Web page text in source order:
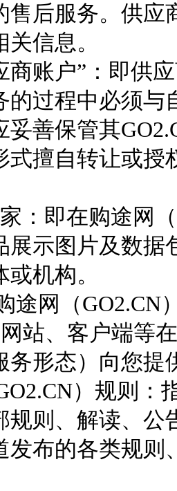
售后服务。供应
关信息。
商账户”：即供
的过程中必须与
妥善保管其
式擅自转让或授
：即在购途网
展示图片及数据
机构。
途网（
网站、客户端等
务形态）向您提
）规则：
规则、解读、公
发布的各类规